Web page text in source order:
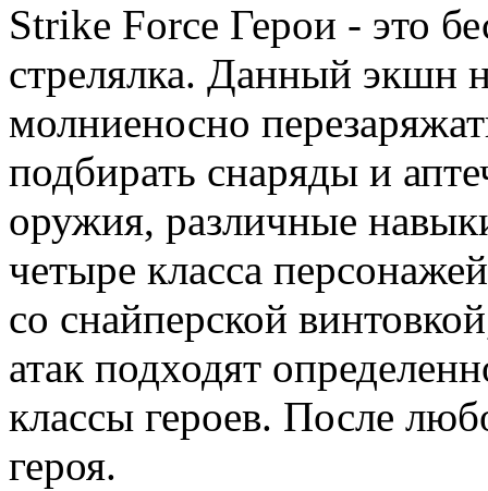
Strike Force Герои - это
стрелялка. Данный экшн
молниеносно
подбирать снаряды и
оружия, различные
четыре класса
со снайперской
атак подходят
классы героев. После
героя.